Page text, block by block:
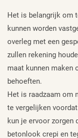
Het is belangrijk om
kunnen worden
overleg met een
zullen rekening
maat kunnen maken
behoeften.
Het is raadzaam om
te vergelijken
kun je ervoor zorgen
betonlook crepi en